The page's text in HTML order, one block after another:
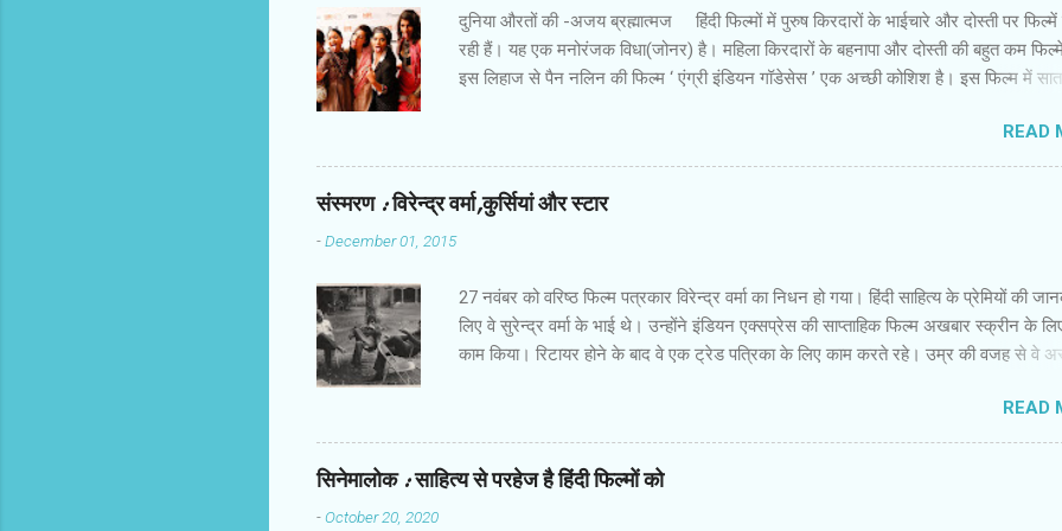
दुनिया औरतों की -अजय ब्रह्मात्‍मज हिंदी फिल्‍मों में पुरुष किरदारों के भाईचारे और दोस्‍ती पर फिल्‍में
रही हैं। यह एक मनोरंजक विधा(जोनर) है। महिला किरदारों के बहनापा और दोस्‍ती की बहुत कम
इस लिहाज से पैन नलिन की फिल्‍म ‘ एंग्री इंडियन गॉडेसेस ’ एक अच्‍छी कोशिश है। इस फिल्‍म में सात
होती हैं। उनमें से एक की शादी होने वाली है। बाकी लड़कियों में से कुछ की शादी हो चुकी है और कुछ
तक करिअर और जिंदगी की जद्दोजहद में फंसी हैं। पैन नलिन ने उनके इस मिलन में उनकी जिंदगी के
खालीपन,शिकायतों और उम्‍मीदों को रखने की कोशिश की है। फिल्‍म की शुरुआत रोचक है।
मोटाज में हम सातों लड़कियों की जिंदगी की झलक पाते हैं। वे सभी जूझ रही हैं। उन्‍हें इस समाज में
READ
संस्‍मरण : विरेन्‍द्र वर्मा,कुर्सियां और स्‍टार
-December 01, 2015
27 नवंबर को वरिष्‍ठ फिल्‍म पत्रकार विरेन्‍द्र वर्मा का निधन हो गया। हिंदी साहित्‍य के प्रेमियों की
लिए वे सुरेन्‍द्र वर्मा के भाई थे। उन्‍होंने इंडियन एक्‍सप्रेस की साप्‍ताहिक फिल्‍म अखबार स्‍क्रीन के
काम किया। रिटायर होने के बाद वे एक ट्रेड पत्रिका के लिए काम करते रहे। उम्र की वजह से वे
आलोचना करते हैं। मैंने विरेन्‍द्र वर्मा को कभी दुखी और नाराज नहीं देखा। इधर वे फिल्‍मों के प्रिव्‍यू
आते थे और कभी सीट या कुर्सी खाली नहीं मिलती थी तो भी वे कुढ़ते नहीं थे। आने लिए जगह खोज
चुपचाप बैठ जाते थे। हिंदी फिल्‍म इंडस्‍ट्री का पुराना दस्‍तूर है कि स्‍टार हो या पत्रकार...यहां
उदीयमान को सभी सलाम करते हैं। समय के साथ विरेन्‍द्र वर्मा की भूमिका नेपथ्‍य में चली गई थी।
READ
सिनेमालोक : साहित्य से परहेज है हिंदी फिल्मों को
-October 20, 2020